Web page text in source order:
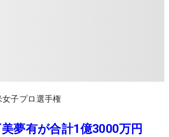
女子プロ選手権
夢有が合計1億3000万円